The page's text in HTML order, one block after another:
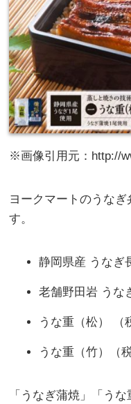
※画像引用元：http://
ヨークマートのうな
す。
静岡県産 うなぎ
老舗野田岩 うな
うな重（松） （
うな重（竹）（
「うなぎ蒲焼」「う